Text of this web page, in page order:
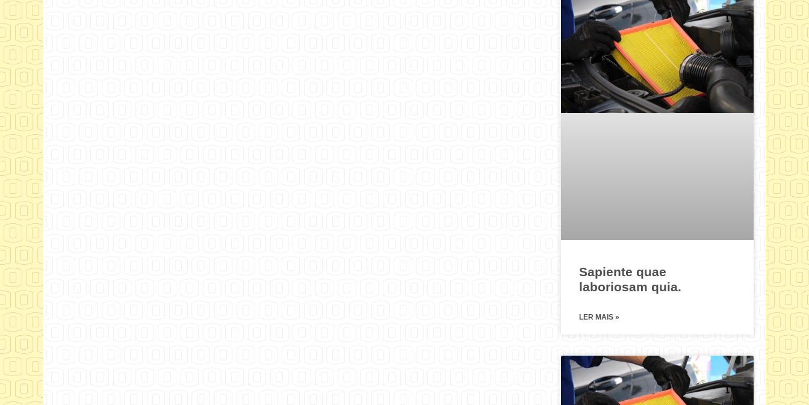
Sapiente quae
laboriosam quia.
LER MAIS »